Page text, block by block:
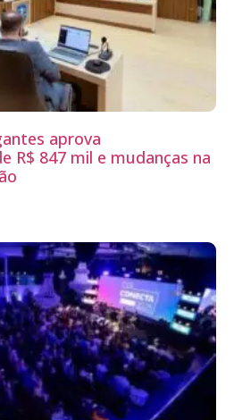
aprova
R$ 847 mil e mudanças na